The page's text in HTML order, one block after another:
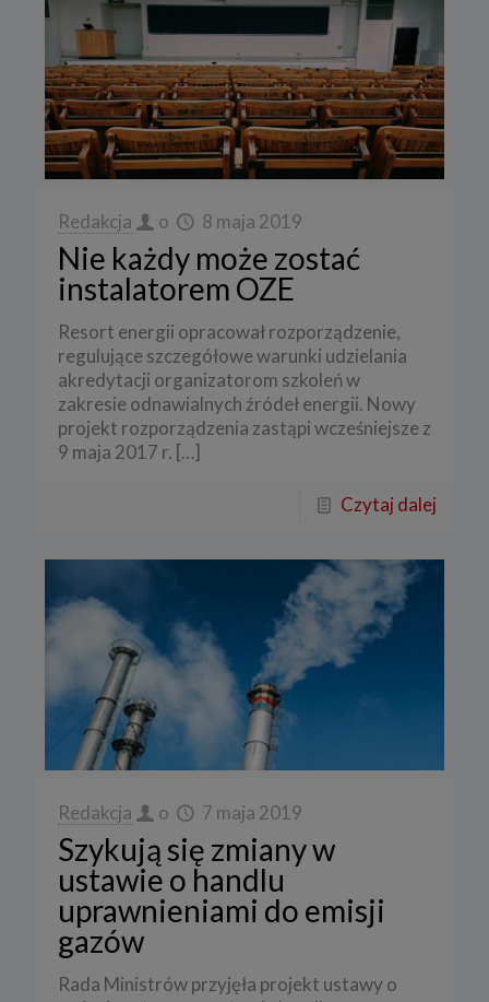
Redakcja o 8 maja 2019
Nie każdy może zostać
instalatorem OZE
Resort energii opracował rozporządzenie,
regulujące szczegółowe warunki udzielania
akredytacji organizatorom szkoleń w
zakresie odnawialnych źródeł energii. Nowy
projekt rozporządzenia zastąpi wcześniejsze z
9 maja 2017 r. […]
Czytaj dalej
Redakcja o 7 maja 2019
Szykują się zmiany w
ustawie o handlu
uprawnieniami do emisji
gazów
Rada Ministrów przyjęła projekt ustawy o